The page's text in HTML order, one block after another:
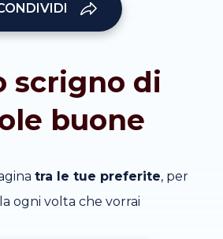
scrigno di
buone
tra le tue preferite, per
ogni volta che vorrai